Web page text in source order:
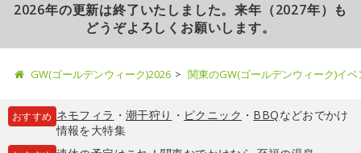
2026年の更新は終了いたしました。来年（2027年）も
どうぞよろしくお願いします。
GW(ゴールデンウィーク)2026 関東のGW(ゴールデンウィーク)イ
おすすめ ネモフィラ ・ 潮干狩り ・ ピクニック ・ BBQなどおでかけ
情報を大特集